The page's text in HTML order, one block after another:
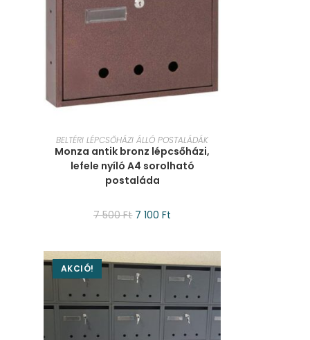
KOSÁRBA TESZEM
BELTÉRI LÉPCSŐHÁZI ÁLLÓ POSTALÁDÁK
Monza antik bronz lépcsőházi,
lefele nyíló A4 sorolható
postaláda
7 500Ft 7 100Ft
AKCIÓ!